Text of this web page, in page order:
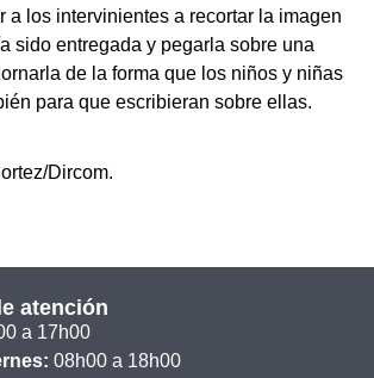
a los intervinientes a recortar la imagen
sido entregada y pegarla sobre una
de la forma que los niños y niñas
para que escribieran sobre ellas.
Dircom.
atención
a 17h00
08h00 a 18h00